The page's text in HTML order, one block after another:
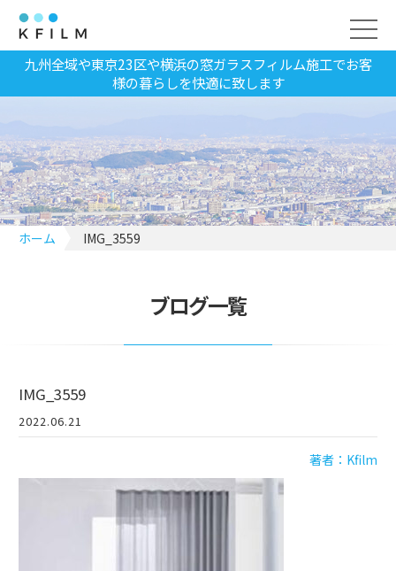
九州全域や東京23区や横浜の窓ガラスフィルム施工でお客
様の暮らしを快適に致します
ホーム IMG_3559
ブログ一覧
IMG_3559
2022.06.21
著者：Kfilm